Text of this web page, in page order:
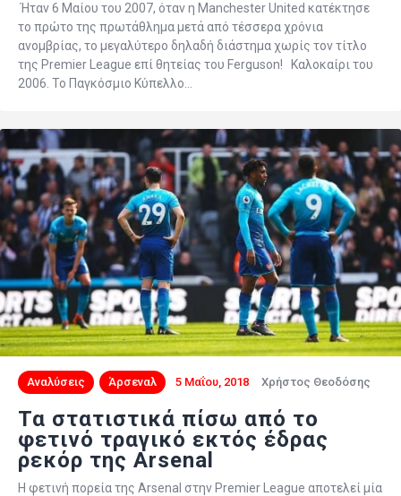
Ήταν 6 Μαίου του 2007, όταν η Manchester United κατέκτησε
το πρώτο της πρωτάθλημα μετά από τέσσερα χρόνια
ανομβρίας, το μεγαλύτερο δηλαδή διάστημα χωρίς τον τίτλο
της Premier League επί θητείας του Ferguson! Καλοκαίρι του
2006. Το Παγκόσμιο Κύπελλο…
Αναλύσεις Άρσεναλ 5 Μαΐου, 2018 Χρήστος Θεοδόσης
Τα στατιστικά πίσω από το
φετινό τραγικό εκτός έδρας
ρεκόρ της Arsenal
Η φετινή πορεία της Arsenal στην Premier League αποτελεί μία